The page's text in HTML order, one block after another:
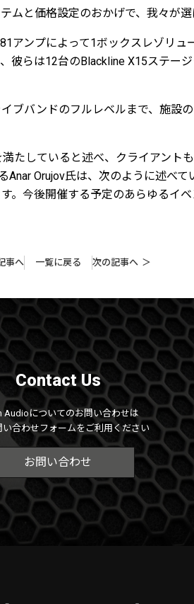
ムと価格設定のおかげで、我々が選
アンプによって1ボックスレゾリュ
彼らは12台のBlackline X15ステー
ブバンドのフルレベルまで、施設
たしていると述べ、クライアント
Anar Orujov氏は、次のように述べ
。今後開催する予定のあらゆるイベ
事へ 一覧に戻る 次の記事へ
Contact Us
Audioについてのお問い合わせは
い合わせフォームをご利用ください
お問い合わせ